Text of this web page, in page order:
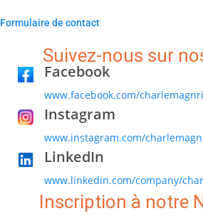
Formulaire de contact
Suivez-nous sur
Facebook
www.facebook.com/
Instagram
www.instagram.com/
LinkedIn
www.linkedin.com/company/
Inscription à notre